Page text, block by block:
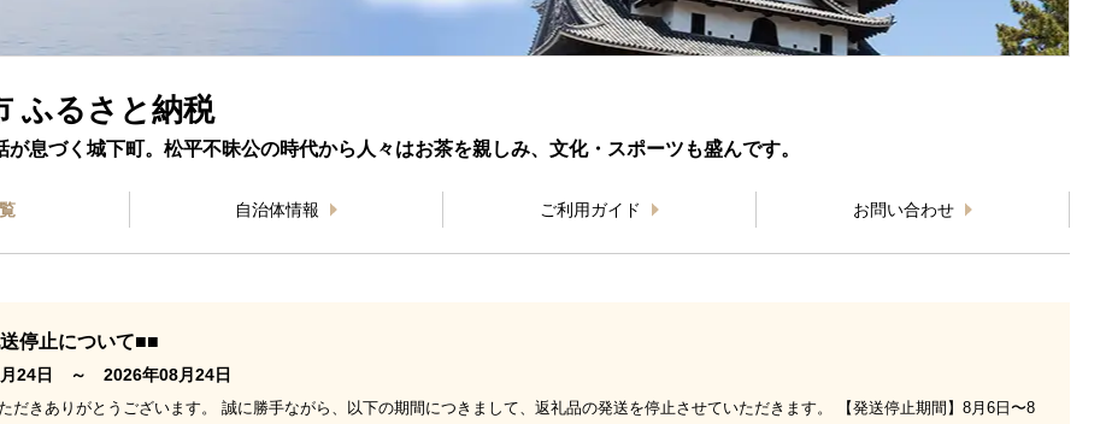
ふるさと納税
息づく城下町。松平不昧公の時代から人々はお茶を親しみ、文化・スポーツも盛んです。
自治体情報 ご利用ガイド お問い合わせ
停止について■■
月24日 ～ 2026年08月24日
だきありがとうございます。 誠に勝手ながら、以下の期間につきまして、返礼品の発送を停止させていただきます。 【発送停止期間】8月6日〜8